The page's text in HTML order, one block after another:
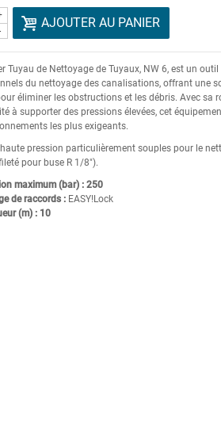
AJOUTER AU PANIER
Tuyau de Nettoyage de Tuyaux, NW 6, est un
du nettoyage des canalisations, offrant une
éliminer les obstructions et les débris. Avec sa
à supporter des pressions élevées, cet
les plus exigeants.
haute pression particulièrement souples pour le
pour buse R 1/8").
maximum (bar) : 250
de raccords : EASY!Lock
(m) : 10